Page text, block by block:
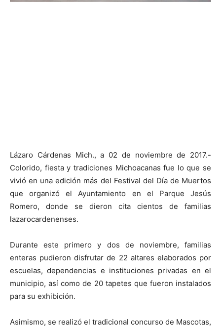
Lázaro Cárdenas Mich., a 02 de noviembre de 2017.-
Colorido, fiesta y tradiciones Michoacanas fue lo que se
vivió en una edición más del Festival del Día de Muertos
que organizó el Ayuntamiento en el Parque Jesús
Romero, donde se dieron cita cientos de familias
lazarocardenenses.
Durante este primero y dos de noviembre, familias
enteras pudieron disfrutar de 22 altares elaborados por
escuelas, dependencias e instituciones privadas en el
municipio, así como de 20 tapetes que fueron instalados
para su exhibición.
Asimismo, se realizó el tradicional concurso de Mascotas,